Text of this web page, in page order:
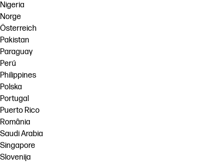
Nigeria
Norge
Österreich
Pakistan
Paraguay
Perú
Philippines
Polska
Portugal
Puerto Rico
România
Saudi Arabia
Singapore
Slovenija